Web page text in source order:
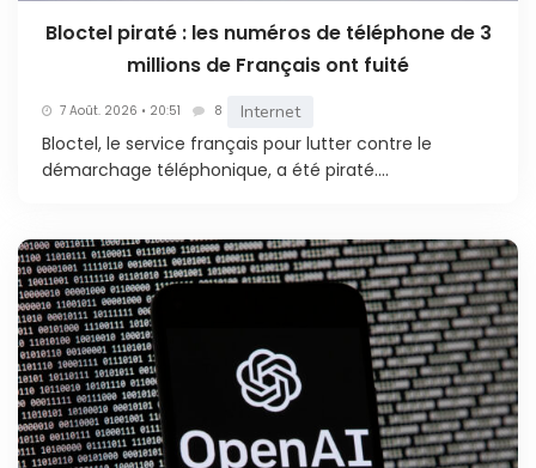
Bloctel piraté : les numéros de téléphone de 3
millions de Français ont fuité
7 Août. 2026 • 20:51 8 Internet
Bloctel, le service français pour lutter contre le
démarchage téléphonique, a été piraté....